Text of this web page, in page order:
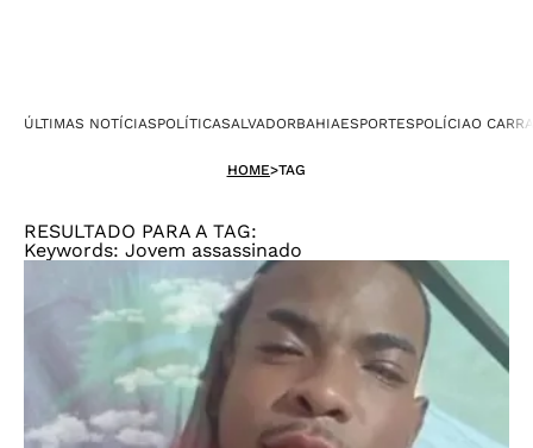
ÚLTIMAS NOTÍCIASPOLÍTICASALVADORBAHIAESPORTESPOLÍCIAO
HOME>TAG
RESULTADO PARA A TAG:
Keywords: Jovem assassinado